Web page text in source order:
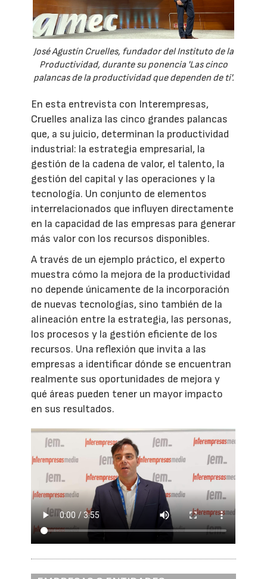
José Agustín Cruelles, fundador del Instituto de la
Productividad, durante su ponencia 'Las cinco
palancas de la productividad que dependen de ti'.
En esta entrevista con Interempresas,
Cruelles analiza las cinco grandes palancas
que, a su juicio, determinan la productividad
industrial: la estrategia empresarial, la
gestión de la cadena de valor, el talento, la
gestión del capital y las operaciones y la
tecnología. Un conjunto de elementos
interrelacionados que influyen directamente
en la capacidad de las empresas para generar
más valor con los recursos disponibles.
A través de un ejemplo práctico, el experto
muestra cómo la mejora de la productividad
no depende únicamente de la incorporación
de nuevas tecnologías, sino también de la
alineación entre la estrategia, las personas,
los procesos y la gestión eficiente de los
recursos. Una reflexión que invita a las
empresas a identificar dónde se encuentran
realmente sus oportunidades de mejora y
qué áreas pueden tener un mayor impacto
en sus resultados.